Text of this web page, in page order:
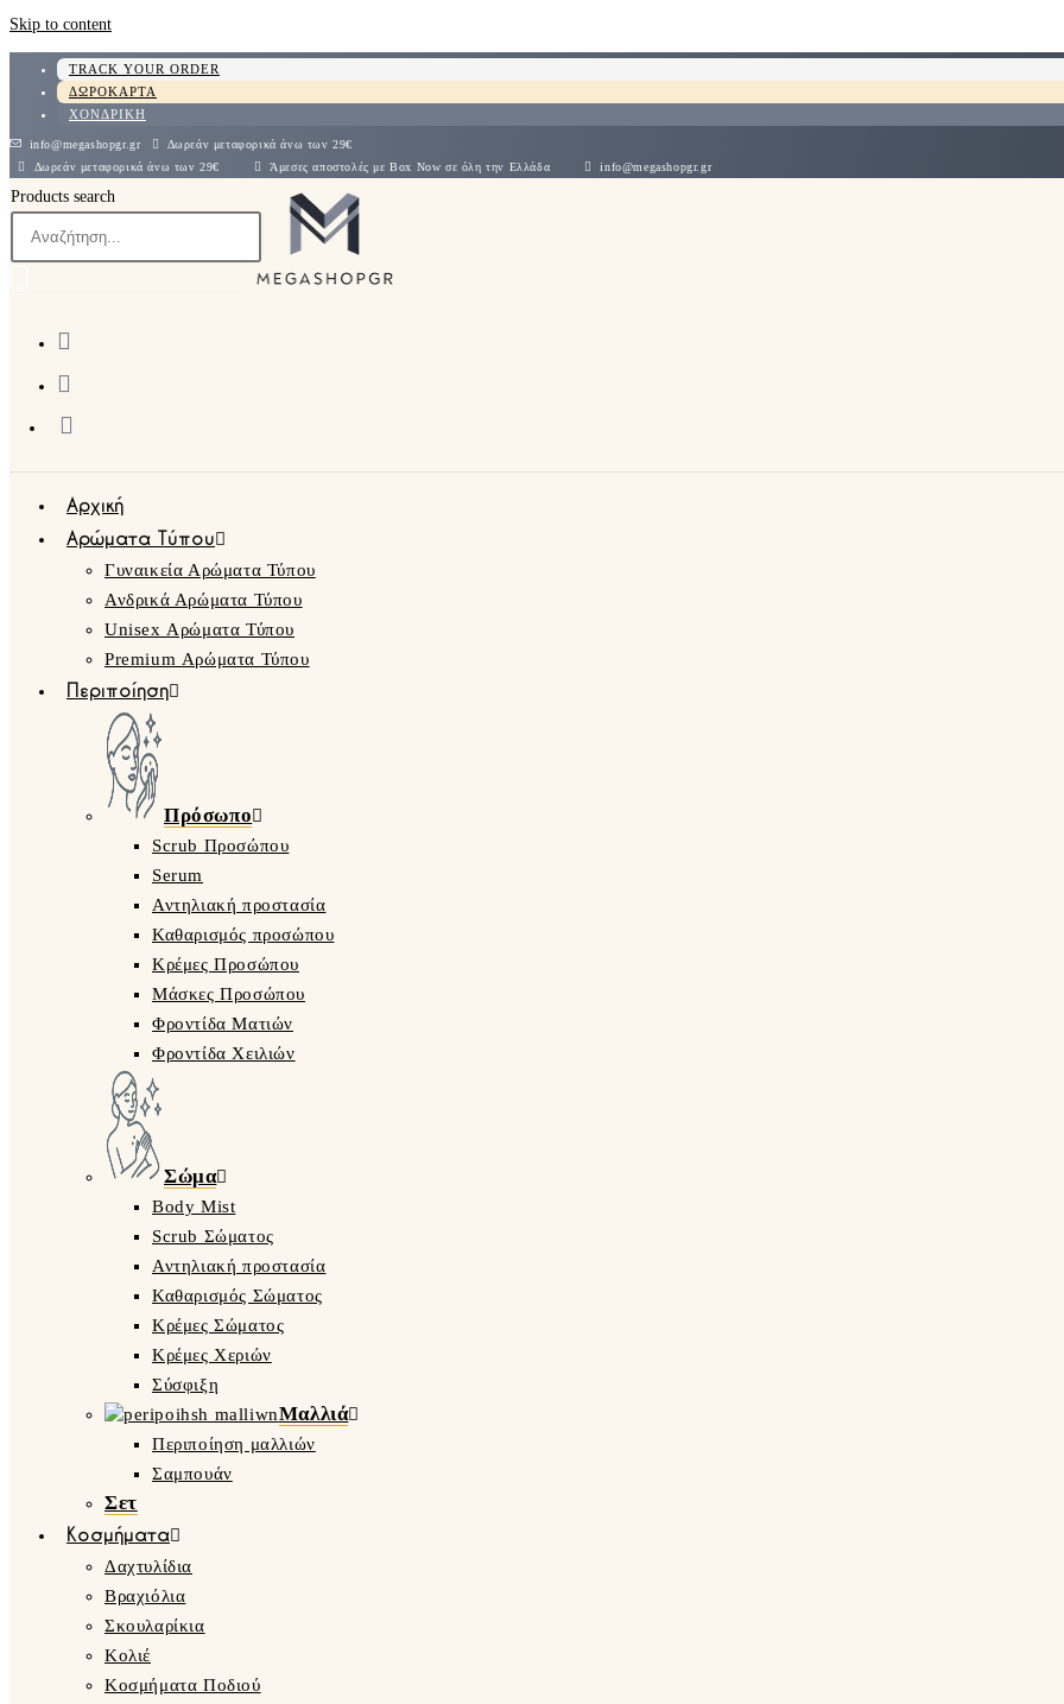
Skip to content
TRACK YOUR ORDER
ΔΩΡΟΚΑΡΤΑ
ΧΟΝΔΡΙΚΗ
info@megashopgr.gr
Δωρεάν μεταφορικά άνω των 29€
Δωρεάν μεταφορικά άνω των 29€
Άμεσες αποστολές με Box Now σε όλη την Ελλάδα info@megashopgr.gr
Products search
Αρχική
Αρώματα Τύπου
Γυναικεία Αρώματα Τύπου
Ανδρικά Αρώματα Τύπου
Unisex Αρώματα Τύπου
Premium Αρώματα Τύπου
Περιποίηση
Πρόσωπο
Scrub Προσώπου
Serum
Αντηλιακή προστασία
Καθαρισμός προσώπου
Κρέμες Προσώπου
Μάσκες Προσώπου
Φροντίδα Ματιών
Φροντίδα Χειλιών
Σώμα
Body Mist
Scrub Σώματος
Αντηλιακή προστασία
Καθαρισμός Σώματος
Κρέμες Σώματος
Κρέμες Χεριών
Σύσφιξη
Μαλλιά
Περιποίηση μαλλιών
Σαμπουάν
Σετ
Κοσμήματα
Δαχτυλίδια
Βραχιόλια
Σκουλαρίκια
Κολιέ
Κοσμήματα Ποδιού